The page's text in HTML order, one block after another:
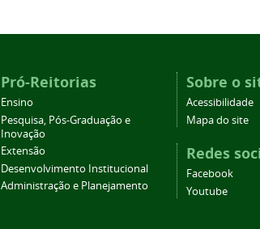
Pró-Reitorias
Ensino
Pesquisa, Pós-Graduação e
Inovação
Extensão
Desenvolvimento Institucional
Administração e Planejamento
Sobre o
Acessibilidade
Mapa do site
Redes
Facebook
Youtube